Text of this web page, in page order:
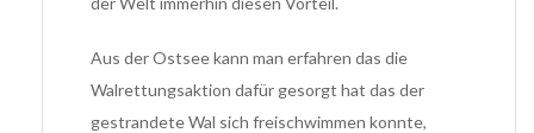
Aus der Ostsee kann man erfahren das die
Walrettungsaktion dafür gesorgt hat das der
gestrandete Wal sich freischwimmen konnte,